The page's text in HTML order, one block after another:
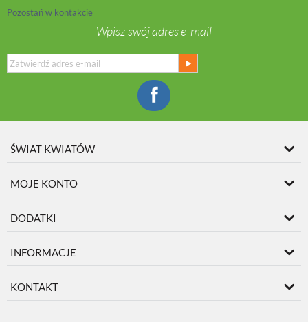
Pozostań w kontakcie
Wpisz swój adres e-mail
ŚWIAT KWIATÓW
MOJE KONTO
DODATKI
INFORMACJE
KONTAKT